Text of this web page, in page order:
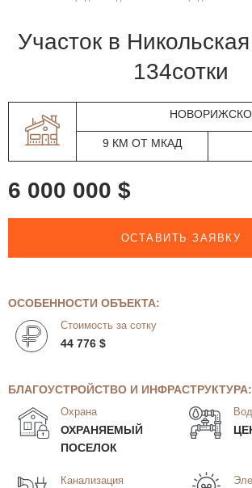
участок в Никольская слобода
134сотки
9 КМ ОТ МКАД
6 000 000 $
ОСТАВИТЬ ЗАЯВКУ
ОСОБЕННОСТИ ОБЪЕКТА:
Стоимость за сотку
44 776 $
БЛАГОУСТРОЙСТВО И ИНФРАСТРУКТУРА:
Охрана
ОХРАНЯЕМЫЙ
ПОСЕЛОК
Канализация